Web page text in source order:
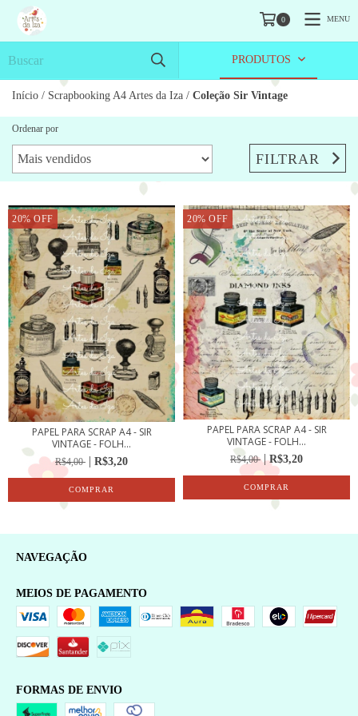
0 MENU
PRODUTOS
Início / Scrapbooking A4 Artes da Iza / Coleção Sir Vintage
Ordenar por
FILTRAR
20% OFF
PAPEL PARA SCRAP A4 - SIR
VINTAGE - FOLH...
R$4,00 R$3,20
20% OFF
PAPEL PARA SCRAP A4 - SIR
VINTAGE - FOLH...
R$4,00 R$3,20
NAVEGAÇÃO
MEIOS DE PAGAMENTO
FORMAS DE ENVIO